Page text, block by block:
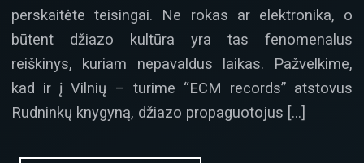
perskaitėte teisingai. Ne rokas ar elektronika, o
būtent džiazo kultūra yra tas fenomenalus
reiškinys, kuriam nepavaldus laikas. Pažvelkime,
kad ir į Vilnių – turime “ECM records” atstovus
Rudninkų knygyną, džiazo propaguotojus […]